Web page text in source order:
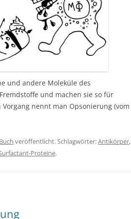
und andere Moleküle des
und machen sie so für
nennt man Opsonierung (vom
veröffentlicht. Schlagwörter:Antikörper,
Proteine.